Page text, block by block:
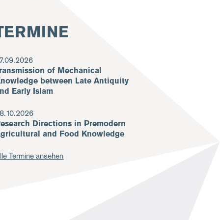
of Mechanical
between Late Antiquity
Early Islam
Directions in Premodern
and Food Knowledge
Termine ansehen